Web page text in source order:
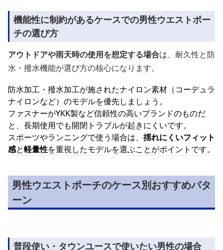
機能性に制約があるケースでの男性ウエストポー
チの選び方
アウトドアや雨天時の使用を想定する場合は、耐久性と防
水・撥水機能が選び方の核心になります。
防水加工・撥水加工が施されたナイロン素材（コーデュラ
ナイロンなど）のモデルを優先しましょう。
ファスナーがYKK製など信頼性の高いブランドのものだ
と、長期使用でも開閉トラブルが起きにくいです。
スポーツやランニングで使う場合は、 揺れにくいフィット
感と軽量性を重視したモデルを選ぶことがポイントです。
男性ウエストポーチのケース別おすすめパタ
ーン
普段使い・タウンユースで使いたい男性の場合